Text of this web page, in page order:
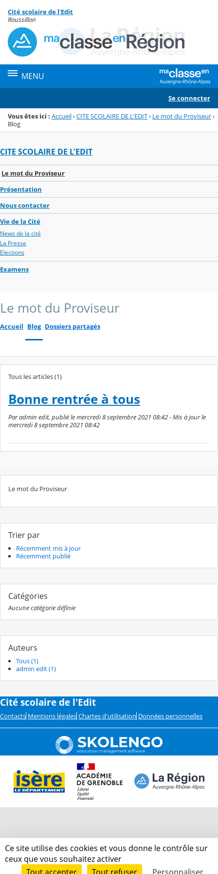
Menu de la rubrique
Contenu
Cité scolaire de l'Edit
Roussillon
MENU
Se connecter
Vous êtes ici : Accueil›CITE SCOLAIRE DE L'EDIT› Le mot du Proviseur›
Blog
CITE SCOLAIRE DE L'EDIT
Le mot du Proviseur
Présentation
Nous contacter
Vie de la Cité
News de la cité
La Presse
Elections
Examens
Le mot du Proviseur
Accueil Blog Dossiers partagés
Tous les articles (1)
Bonne rentrée à tous
Par admin edit, publié le mercredi 8 septembre 2021 08:42 - Mis à jour le
mercredi 8 septembre 2021 08:42
Le mot du Proviseur
Trier par
Récemment mis à jour
Récemment publié
Catégories
Aucune catégorie définie
Auteurs
Tous (1)
admin edit (1)
Cité scolaire de l'Edit
Contacts Mentions légales Chartes d'utilisation Données personnelles
Ce site utilise des cookies et vous donne le contrôle sur
ceux que vous souhaitez activer